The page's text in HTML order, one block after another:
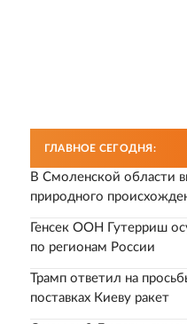
ГЛАВНОЕ СЕГОДНЯ:
В Смоленской области
природного
Генсек ООН Гутерриш
по регионам России
Трамп ответил на
поставках Киеву ракет